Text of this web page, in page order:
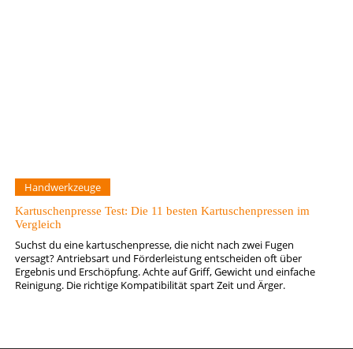
Handwerkzeuge
Kartuschenpresse Test: Die 11 besten Kartuschenpressen im
Vergleich
Suchst du eine kartuschenpresse, die nicht nach zwei Fugen
versagt? Antriebsart und Förderleistung entscheiden oft über
Ergebnis und Erschöpfung. Achte auf Griff, Gewicht und einfache
Reinigung. Die richtige Kompatibilität spart Zeit und Ärger.